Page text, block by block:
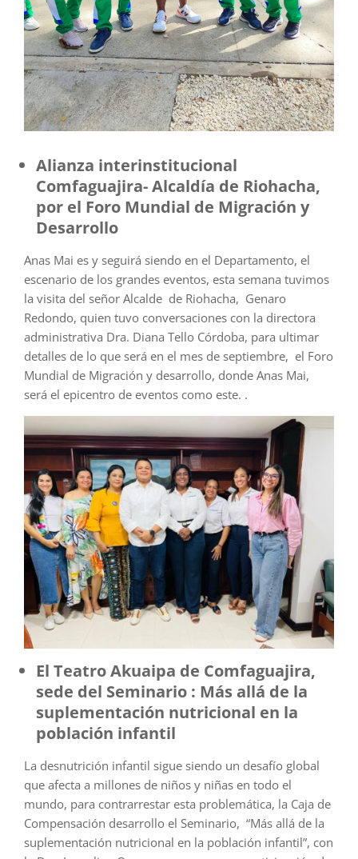
Alianza interinstitucional
Comfaguajira- Alcaldía de Riohacha,
por el Foro Mundial de Migración y
Desarrollo
Anas Mai es y seguirá siendo en el Departamento, el
escenario de los grandes eventos, esta semana tuvimos
la visita del señor Alcalde de Riohacha, Genaro
Redondo, quien tuvo conversaciones con la directora
administrativa Dra. Diana Tello Córdoba, para ultimar
detalles de lo que será en el mes de septiembre, el Foro
Mundial de Migración y desarrollo, donde Anas Mai,
será el epicentro de eventos como este. .
El Teatro Akuaipa de Comfaguajira,
sede del Seminario : Más allá de la
suplementación nutricional en la
población infantil
La desnutrición infantil sigue siendo un desafío global
que afecta a millones de niños y niñas en todo el
mundo, para contrarrestar esta problemática, la Caja de
Compensación desarrollo el Seminario, “Más allá de la
suplementación nutricional en la población infantil”, con